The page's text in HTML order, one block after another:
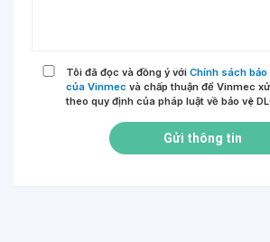
Tôi đã đọc và đồng ý với Chính sách
của Vinmec và chấp thuận để Vinmec
theo quy định của pháp luật về bảo vệ
Gửi thông tin